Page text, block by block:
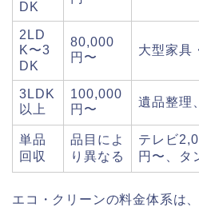
DK
2LD
K〜3
DK
80,000
円〜
大型家具
3LDK
以上
100,000
円〜
遺品整理
単品
回収
品目によ
り異なる
テレビ
円〜、タ
エコ・クリーンの料金体系は